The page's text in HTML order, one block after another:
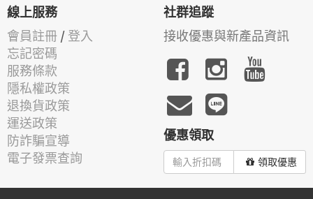
線上服務
會員註冊 / 登入
忘記密碼
服務條款
隱私權政策
退換貨政策
運送政策
防詐騙宣導
電子發票查詢
社群追蹤
接收優惠與新產品資訊
優惠領取
領取優惠